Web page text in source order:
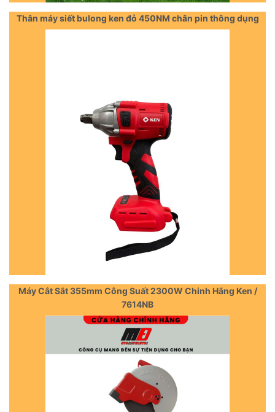
Thân máy siết bulong ken đỏ 450NM chân pin thông dụng
Máy Cắt Sắt 355mm Công Suất 2300W Chinh Hãng Ken /
7614NB